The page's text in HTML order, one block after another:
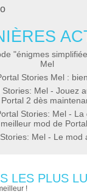
"énigmes
Mel
Stories Mel :
Stories: Mel - Jouez
Portal 2 dès
Stories: Mel -
mod de
Mel - Le mod
LES PLUS
!